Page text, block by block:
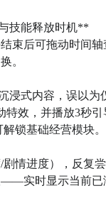
多
卡牌 手游，它跳出
配，好评集中在剧
技能释放时机**
后可拖动时间轴
。
浸式内容，误以为
效，并播放3秒
锁基础经营模块。
情进度），反复
实时显示当前已